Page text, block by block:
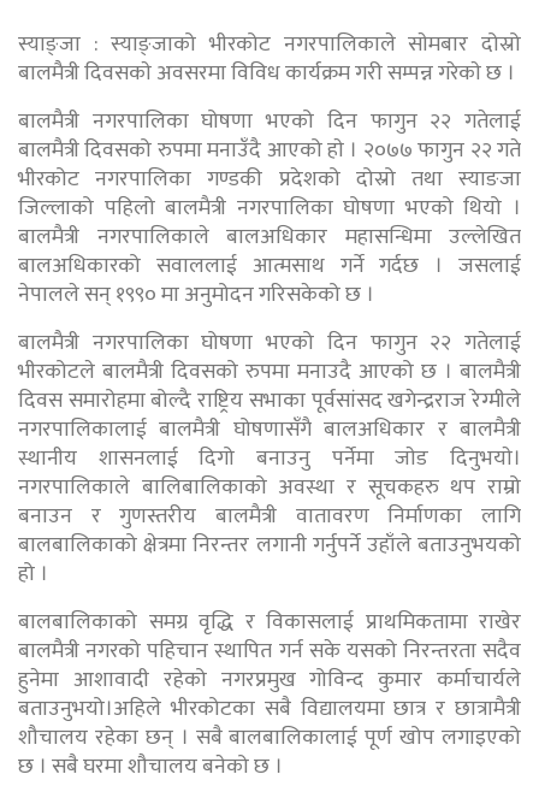
स्याङ्जा : स्याङ्जाको भीरकोट नगरपालिकाले साेमबार दोस्रो
बालमैत्री दिवसकाे अवसरमा विविध कार्यक्रम गरी सम्पन्न गरेकाे छ ।
बालमैत्री नगरपालिका घोषणा भएको दिन फागुन २२ गतेलाई
बालमैत्री दिवसको रुपमा मनाउँदै आएको हाे । २०७७ फागुन २२ गते
भीरकोट नगरपालिका गण्डकी प्रदेशको दोस्रो तथा स्याङजा
जिल्लाको पहिलो बालमैत्री नगरपालिका घोषणा भएको थियो ।
बालमैत्री नगरपालिकाले बालअधिकार महासन्धिमा उल्लेखित
बालअधिकारको सवाललाई आत्मसाथ गर्ने गर्दछ । जसलाई
नेपालले सन् १९९० मा अनुमोदन गरिसकेको छ ।
बालमैत्री नगरपालिका घोषणा भएको दिन फागुन २२ गतेलाई
भीरकोटले बालमैत्री दिवसको रुपमा मनाउदै आएको छ । बालमैत्री
दिवस समारोहमा बोल्दै राष्ट्रिय सभाका पूर्वसांसद खगेन्द्रराज रेग्मीले
नगरपालिकालाई बालमैत्री घोषणासँगै बालअधिकार र बालमैत्री
स्थानीय शासनलाई दिगो बनाउनु पर्नेमा जाेड दिनुभयाे।
नगरपालिकाले बालिबालिकाको अवस्था र सूचकहरु थप राम्रो
बनाउन र गुणस्तरीय बालमैत्री वातावरण निर्माणका लागि
बालबालिकाको क्षेत्रमा निरन्तर लगानी गर्नुपर्ने उहाँले बताउनुभयको
हो ।
बालबालिकाको समग्र वृद्धि र विकासलाई प्राथमिकतामा राखेर
बालमैत्री नगरको पहिचान स्थापित गर्न सके यसको निरन्तरता सदैव
हुनेमा आशावादी रहेको नगरप्रमुख गोविन्द कुमार कर्माचार्यले
बताउनुभयो।अहिले भीरकोटका सबै विद्यालयमा छात्र र छात्रामैत्री
शौचालय रहेका छन् । सबै बालबालिकालाई पूर्ण खोप लगाइएको
छ । सबै घरमा शौचालय बनेको छ ।